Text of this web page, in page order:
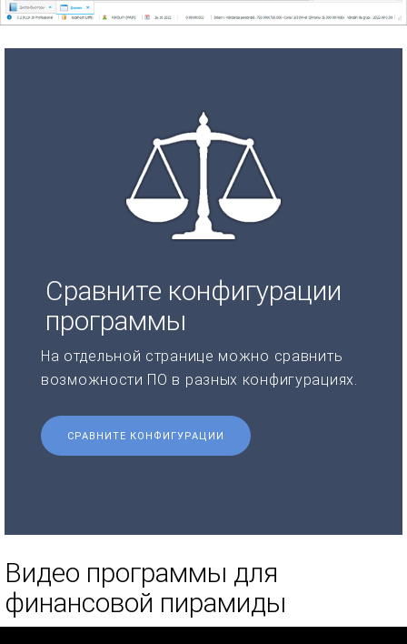
Сравните конфигурации
программы
На отдельной странице можно сравнить
возможности ПО в разных конфигурациях.
СРАВНИТЕ КОНФИГУРАЦИИ
Видео программы для
финансовой пирамиды